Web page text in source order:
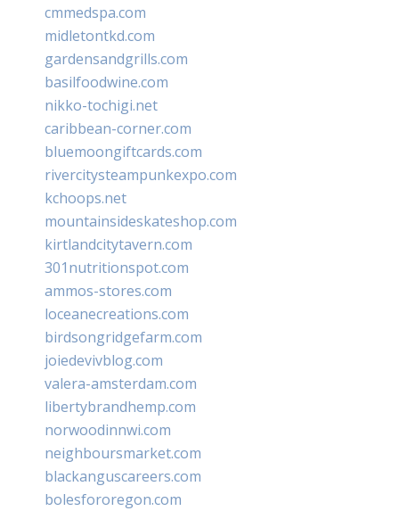
cmmedspa.com
midletontkd.com
gardensandgrills.com
basilfoodwine.com
nikko-tochigi.net
caribbean-corner.com
bluemoongiftcards.com
rivercitysteampunkexpo.com
kchoops.net
mountainsideskateshop.com
kirtlandcitytavern.com
301nutritionspot.com
ammos-stores.com
loceanecreations.com
birdsongridgefarm.com
joiedevivblog.com
valera-amsterdam.com
libertybrandhemp.com
norwoodinnwi.com
neighboursmarket.com
blackanguscareers.com
bolesfororegon.com